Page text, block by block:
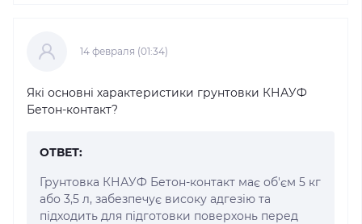
14 февраля (01:34)
Які основні характеристики грунтовки КНАУФ
Бетон-контакт?
ОТВЕТ:
Грунтовка КНАУФ Бетон-контакт має об'єм 5 кг
або 3,5 л, забезпечує високу адгезію та
підходить для підготовки поверхонь перед